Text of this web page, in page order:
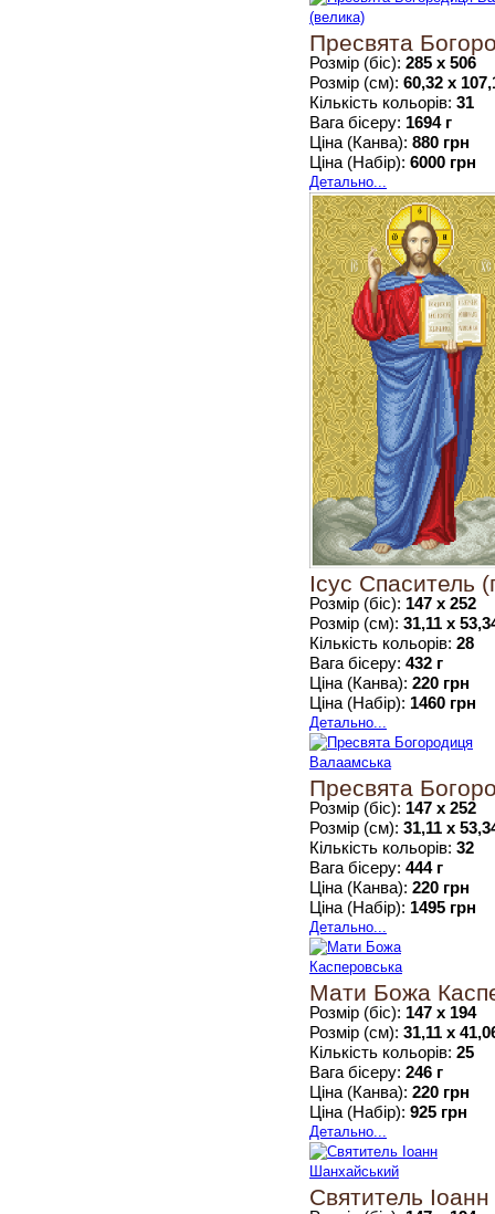
Пресвята
Розмір (біс): 285 х 506
Розмір (см): 60,32 х
Кількість кольорів: 31
Вага бісеру: 1694 г
Ціна (Канва): 880 грн
Ціна (Набір): 6000 грн
Детально...
Ісус Спаситель
Розмір (біс): 147 х 252
Розмір (см): 31,11 х
Кількість кольорів: 28
Вага бісеру: 432 г
Ціна (Канва): 220 грн
Ціна (Набір): 1460 грн
Детально...
Пресвята
Розмір (біс): 147 х 252
Розмір (см): 31,11 х
Кількість кольорів: 32
Вага бісеру: 444 г
Ціна (Канва): 220 грн
Ціна (Набір): 1495 грн
Детально...
Мати Божа
Розмір (біс): 147 х 194
Розмір (см): 31,11 х
Кількість кольорів: 25
Вага бісеру: 246 г
Ціна (Канва): 220 грн
Ціна (Набір): 925 грн
Детально...
Святитель